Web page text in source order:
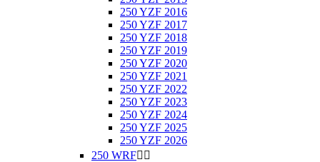
250 YZF 2016
250 YZF 2017
250 YZF 2018
250 YZF 2019
250 YZF 2020
250 YZF 2021
250 YZF 2022
250 YZF 2023
250 YZF 2024
250 YZF 2025
250 YZF 2026
250 WRF 